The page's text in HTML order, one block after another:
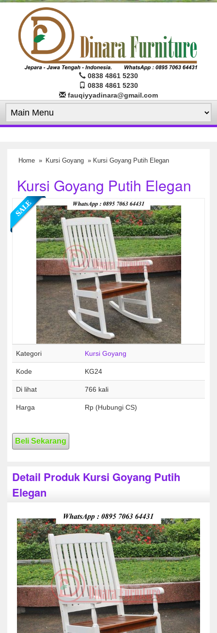
0838 4861 5230
0838 4861 5230
fauqiyyadinara@gmail.com
Home » Kursi Goyang » Kursi Goyang Putih Elegan
Kursi Goyang Putih Elegan
Kategori Kursi Goyang
Kode KG24
Di lihat 766 kali
Harga Rp (Hubungi CS)
Beli Sekarang
Detail Produk Kursi Goyang Putih
Elegan